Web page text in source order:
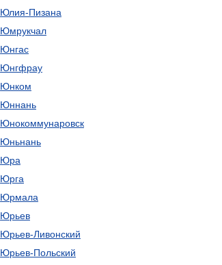
Юлия-Пизана
Юмрукчал
Юнгас
Юнгфрау
Юнком
Юннань
Юнокоммунаровск
Юньнань
Юра
Юрга
Юрмала
Юрьев
Юрьев-Ливонский
Юрьев-Польский